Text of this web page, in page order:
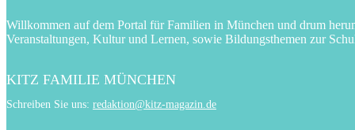
Willkommen auf dem Portal für Familien in München und drum
Veranstaltungen, Kultur und Lernen, sowie Bildungsthemen zur
KITZ FAMILIE MÜNCHEN
Schreiben Sie uns: redaktion@kitz-magazin.de